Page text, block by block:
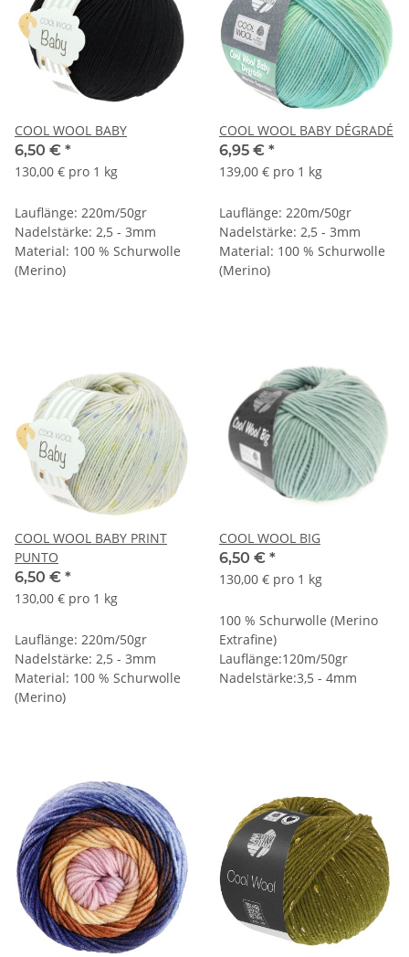
COOL WOOL BABY
6,50 € *
130,00 € pro 1 kg
Lauflänge: 220m/50gr
Nadelstärke: 2,5 - 3mm
Material: 100 % Schurwolle
(Merino)
COOL WOOL BABY DÉGRADÉ
6,95 € *
139,00 € pro 1 kg
Lauflänge: 220m/50gr
Nadelstärke: 2,5 - 3mm
Material: 100 % Schurwolle
(Merino)
COOL WOOL BABY PRINT
PUNTO
6,50 € *
130,00 € pro 1 kg
Lauflänge: 220m/50gr
Nadelstärke: 2,5 - 3mm
Material: 100 % Schurwolle
(Merino)
COOL WOOL BIG
6,50 € *
130,00 € pro 1 kg
100 % Schurwolle (Merino
Extrafine)
Lauflänge:120m/50gr
Nadelstärke:3,5 - 4mm